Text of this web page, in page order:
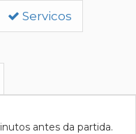
Servicos
antes da partida.